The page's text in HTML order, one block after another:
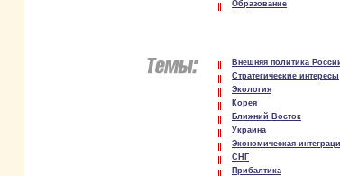
Образование
Внешняя политика
Стратегические интересы
Экология
Корея
Ближний Восток
Украина
Экономическая
СНГ
Прибалтика